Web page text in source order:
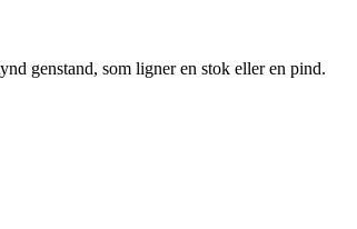
genstand, som ligner en stok eller en pind.